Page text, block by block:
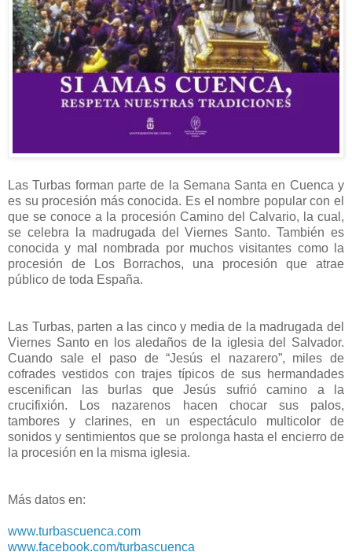
Las Turbas forman parte de la Semana Santa en Cuenca y
es su procesión más conocida. Es el nombre popular con el
que se conoce a la procesión Camino del Calvario, la cual,
se celebra la madrugada del Viernes Santo. También es
conocida y mal nombrada por muchos visitantes como la
procesión de Los Borrachos, una procesión que atrae
público de toda España.
Las Turbas, parten a las cinco y media de la madrugada del
Viernes Santo en los aledaños de la iglesia del Salvador.
Cuando sale el paso de “Jesús el nazarero”, miles de
cofrades vestidos con trajes típicos de sus hermandades
escenifican las burlas que Jesús sufrió camino a la
crucifixión. Los nazarenos hacen chocar sus palos,
tambores y clarines, en un espectáculo multicolor de
sonidos y sentimientos que se prolonga hasta el encierro de
la procesión en la misma iglesia.
Más datos en:
www.turbascuenca.com
www.facebook.com/turbascuenca